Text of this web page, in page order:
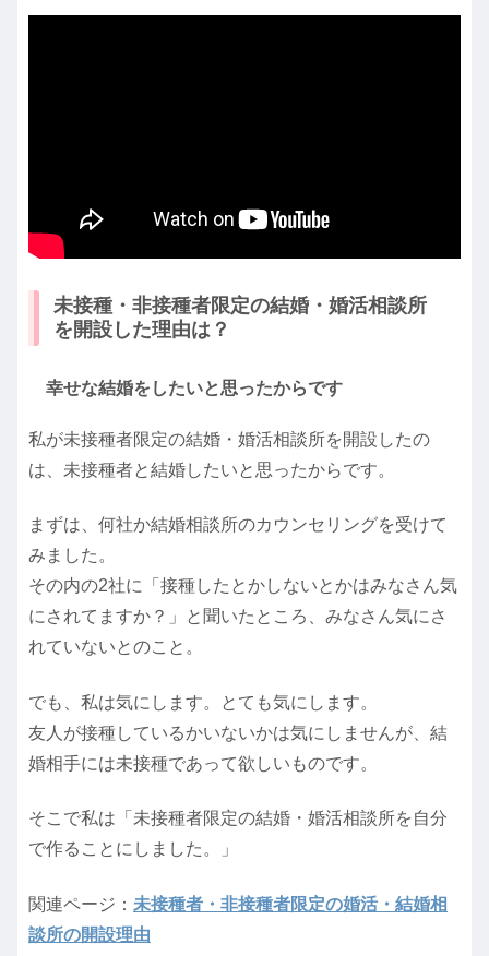
未接種・非接種者限定の結婚・婚活相談所
を開設した理由は？
幸せな結婚をしたいと思ったからです
私が未接種者限定の結婚・婚活相談所を開設したの
は、未接種者と結婚したいと思ったからです。
まずは、何社か結婚相談所のカウンセリングを受けて
みました。
その内の2社に「接種したとかしないとかはみなさん気
にされてますか？」と聞いたところ、みなさん気にさ
れていないとのこと。
でも、私は気にします。とても気にします。
友人が接種しているかいないかは気にしませんが、結
婚相手には未接種であって欲しいものです。
そこで私は「未接種者限定の結婚・婚活相談所を自分
で作ることにしました。」
関連ページ： 未接種者・非接種者限定の婚活・結婚相
談所の開設理由